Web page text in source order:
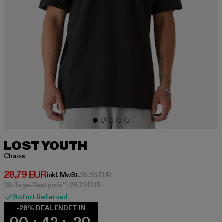
LOST YOUTH
Chaos
28,79 EUR
Derzeitiger Preis: 28,79 EUR
inkl. MwSt.39,99 EURAktionspreis: 39,99 EUR
30-Tage-Bestpreis**: 28,79 EUR
Sofort lieferbar!
-28% DEAL ENDET IN